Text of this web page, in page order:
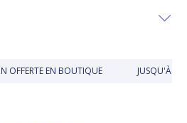
OFFERTE EN BOUTIQUE JUSQU'À 30